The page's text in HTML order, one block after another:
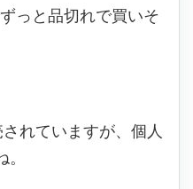
っと品切れで買いそ
れていますが、個人